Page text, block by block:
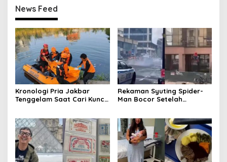
News Feed
Kronologi Pria Jakbar
Tenggelam Saat Cari Kunci
Rekaman Syuting Spider-
Man Bocor Setelah